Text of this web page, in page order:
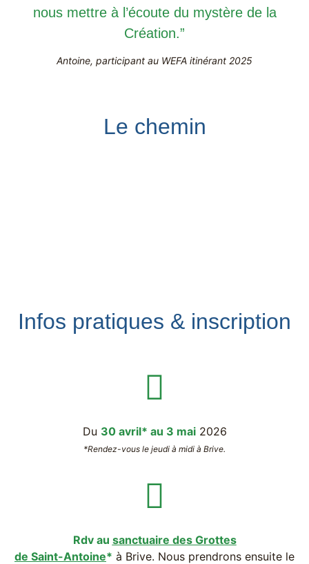
nous mettre à l’écoute du mystère de la
Création.”
Antoine, participant au WEFA itinérant 2025
Le chemin
Infos pratiques & inscription
Du 30 avril* au 3 mai2026
*Rendez-vous le jeudi à midi à Brive.
Rdv au sanctuaire des Grottes
de Saint-Antoine* à Brive. Nous prendrons ensuite le